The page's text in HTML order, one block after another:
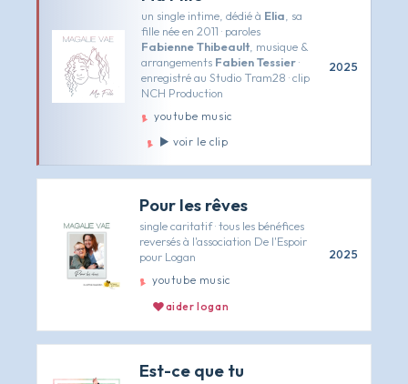
un single intime, dédié à Elia , sa
fille née en 2011 · paroles
Fabienne Thibeault , musique &
arrangements Fabien Tessier·
enregistré au Studio Tram28 · clip
NCH Production
youtube music
▶ voir le clip
2025
Pour les rêves
single caritatif · tous les bénéfices
reversés à l'association De l'Espoir
pour Logan
youtube music
aider logan
2025
Est-ce que tu